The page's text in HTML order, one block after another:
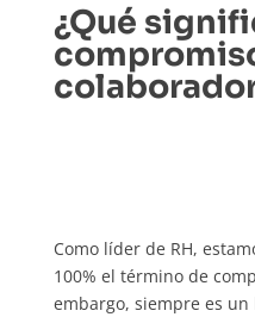
¿Qué
Como líder de RH,
100% el término de
embargo, siempre es